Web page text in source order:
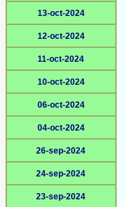
13-oct-2024
12-oct-2024
11-oct-2024
10-oct-2024
06-oct-2024
04-oct-2024
26-sep-2024
24-sep-2024
23-sep-2024